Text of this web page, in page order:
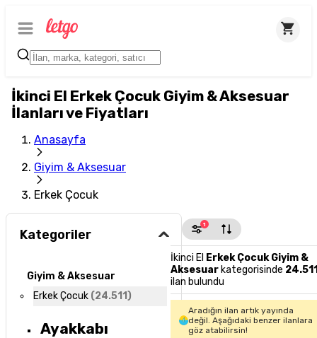
İkinci El Erkek Çocuk Giyim & Aksesuar
İlanları ve Fiyatları
Anasayfa
Giyim & Aksesuar
Erkek Çocuk
Kategoriler
Giyim & Aksesuar
Erkek Çocuk (24.511)
Ayakkabı
1
İkinci El Erkek Çocuk Giyim &
Aksesuarkategorisinde
ilan bulundu
Aradığın ilan artık yayında
değil. Aşağıdaki benzer ilanlara
göz atabilirsin!